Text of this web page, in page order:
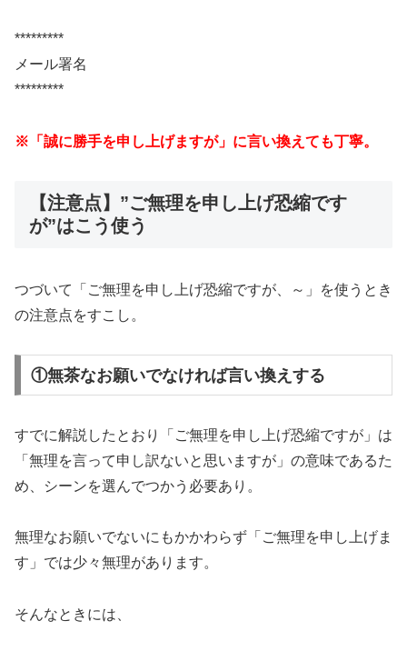
*********
メール署名
*********
※「誠に勝手を申し上げますが」に言い換えても丁寧。
【注意点】”ご無理を申し上げ恐縮です
が”はこう使う
つづいて「ご無理を申し上げ恐縮ですが、～」を使うとき
の注意点をすこし。
①無茶なお願いでなければ言い換えする
すでに解説したとおり「ご無理を申し上げ恐縮ですが」は
「無理を言って申し訳ないと思いますが」の意味であるた
め、シーンを選んでつかう必要あり。
無理なお願いでないにもかかわらず「ご無理を申し上げま
す」では少々無理があります。
そんなときには、